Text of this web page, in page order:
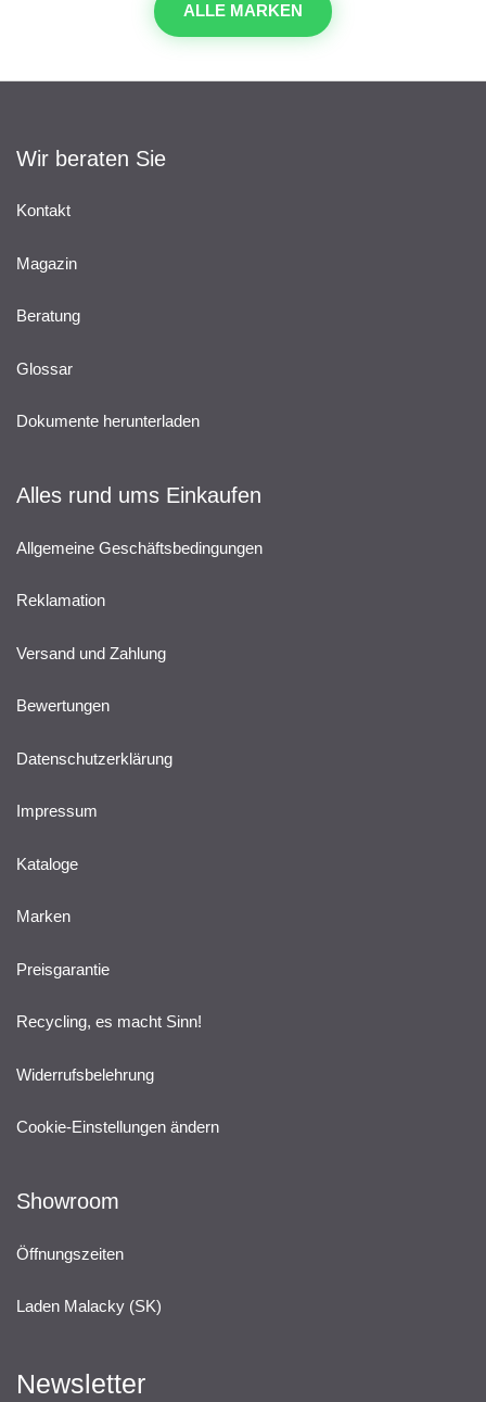
ALLE MARKEN
Wir beraten Sie
Kontakt
Magazin
Beratung
Glossar
Dokumente herunterladen
Alles rund ums Einkaufen
Allgemeine Geschäftsbedingungen
Reklamation
Versand und Zahlung
Bewertungen
Datenschutzerklärung
Impressum
Kataloge
Marken
Preisgarantie
Recycling, es macht Sinn!
Widerrufsbelehrung
Cookie-Einstellungen ändern
Showroom
Öffnungszeiten
Laden Malacky (SK)
Newsletter